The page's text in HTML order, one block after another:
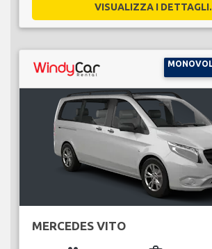
VISUALIZZA I
MERCEDES VITO